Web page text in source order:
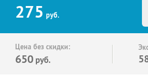
275 руб.
Цена без скидки:
650 руб.